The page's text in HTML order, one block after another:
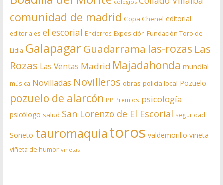
colegios
comunidad de madrid Copa Chenel editorial
editoriales el escorial Encierros Exposición Fundación Toro de
Lidia Galapagar Guadarrama las-rozas Las
Rozas Las Ventas Madrid Majadahonda mundial
música Novilladas Novilleros obras policia local Pozuelo
pozuelo de alarcón PP Premios psicología
psicólogo salud San Lorenzo de El Escorial seguridad
Soneto tauromaquia toros valdemorillo viñeta
viñeta de humor viñetas